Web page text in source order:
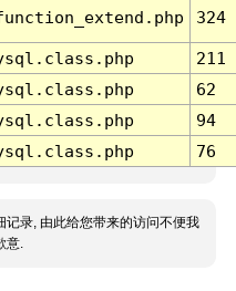
324
211
62
94
76
记录, 由此给您带来的访问不便我
意.